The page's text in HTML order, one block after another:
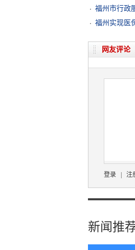
福州市行政
福州实现医
网友评论
登录 注
新闻推